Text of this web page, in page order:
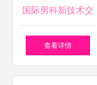
国际男科新技术交
流峰会成功举办，
查看详情